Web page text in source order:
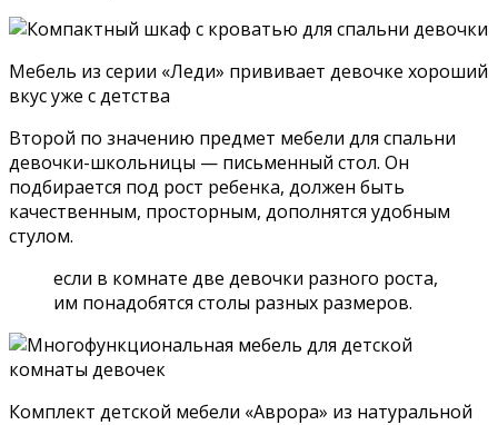
Мебель из серии «Леди» прививает девочке хороший
вкус уже с детства
Второй по значению предмет мебели для спальни
девочки-школьницы — письменный стол. Он
подбирается под рост ребенка, должен быть
качественным, просторным, дополнятся удобным
стулом.
если в комнате две девочки разного роста,
им понадобятся столы разных размеров.
Комплект детской мебели «Аврора» из натуральной